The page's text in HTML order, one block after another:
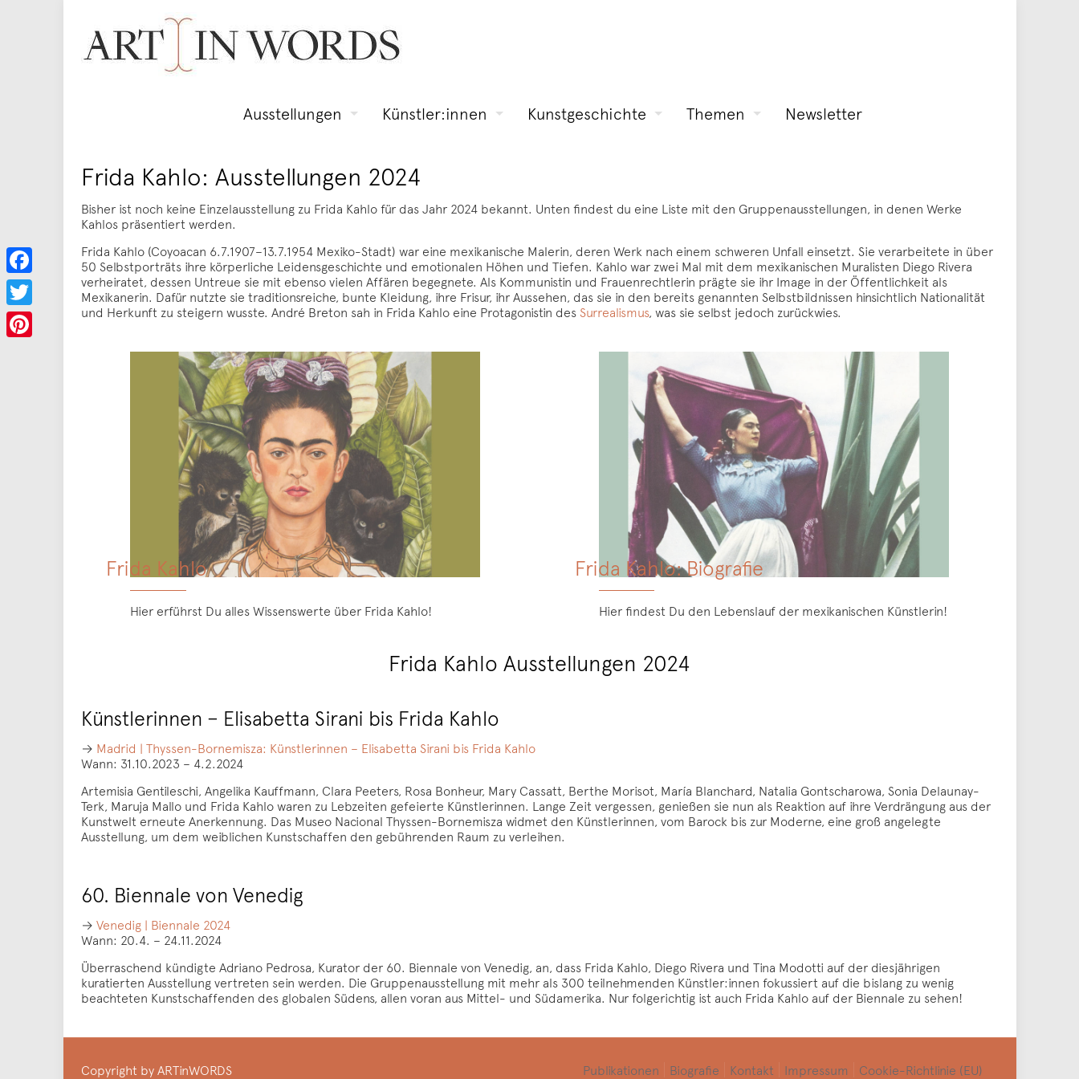
Ausstellungen Künstler:innen Kunstgeschichte Themen Newsletter
Frida Kahlo: Ausstellungen 2024
Bisher ist noch keine Einzelausstellung zu Frida Kahlo für das Jahr 2024 bekannt. Unten findest du eine Liste mit den Gruppenausstellungen, in denen Werke
Kahlos präsentiert werden.
Frida Kahlo (Coyoacan 6.7.1907–13.7.1954 Mexiko-Stadt) war eine mexikanische Malerin, deren Werk nach einem schweren Unfall einsetzt. Sie verarbeitete in über
50 Selbstporträts ihre körperliche Leidensgeschichte und emotionalen Höhen und Tiefen. Kahlo war zwei Mal mit dem mexikanischen Muralisten Diego Rivera
verheiratet, dessen Untreue sie mit ebenso vielen Affären begegnete. Als Kommunistin und Frauenrechtlerin prägte sie ihr Image in der Öffentlichkeit als
Mexikanerin. Dafür nutzte sie traditionsreiche, bunte Kleidung, ihre Frisur, ihr Aussehen, das sie in den bereits genannten Selbstbildnissen hinsichtlich Nationalität
und Herkunft zu steigern wusste. André Breton sah in Frida Kahlo eine Protagonistin desSurrealismus, was sie selbst jedoch zurückwies.
Frida Kahlo
Hier erführst Du alles Wissenswerte über Frida Kahlo!
Frida Kahlo: Biografie
Hier findest Du den Lebenslauf der mexikanischen Künstlerin!
Frida Kahlo Ausstellungen 2024
Künstlerinnen – Elisabetta Sirani bis Frida Kahlo
→ Madrid | Thyssen-Bornemisza: Künstlerinnen – Elisabetta Sirani bis Frida Kahlo
Wann: 31.10.2023 – 4.2.2024
Artemisia Gentileschi, Angelika Kauffmann, Clara Peeters, Rosa Bonheur, Mary Cassatt, Berthe Morisot, María Blanchard, Natalia Gontscharowa, Sonia Delaunay-
Terk, Maruja Mallo und Frida Kahlo waren zu Lebzeiten gefeierte Künstlerinnen. Lange Zeit vergessen, genießen sie nun als Reaktion auf ihre Verdrängung aus der
Kunstwelt erneute Anerkennung. Das Museo Nacional Thyssen-Bornemisza widmet den Künstlerinnen, vom Barock bis zur Moderne, eine groß angelegte
Ausstellung, um dem weiblichen Kunstschaffen den gebührenden Raum zu verleihen.
60. Biennale von Venedig
→ Venedig | Biennale 2024
Wann: 20.4. – 24.11.2024
Überraschend kündigte Adriano Pedrosa, Kurator der 60. Biennale von Venedig, an, dass Frida Kahlo, Diego Rivera und Tina Modotti auf der diesjährigen
kuratierten Ausstellung vertreten sein werden. Die Gruppenausstellung mit mehr als 300 teilnehmenden Künstler:innen fokussiert auf die bislang zu wenig
beachteten Kunstschaffenden des globalen Südens, allen voran aus Mittel- und Südamerika. Nur folgerichtig ist auch Frida Kahlo auf der Biennale zu sehen!
Copyright by ARTinWORDS Publikationen Biografie Kontakt Impressum Cookie-Richtlinie (EU)
Facebook
Twitter